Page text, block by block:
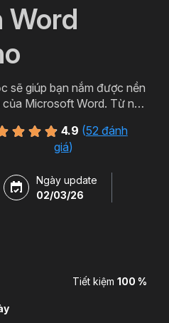
Word
sẽ giúp bạn nắm được nền
Word. Từ nên
từ cơ bản đến văn bản
loại văn bản chuyên
4.9 (52 đánh
giá)
Ngày update
02/03/26
Tiết kiệm 100 %